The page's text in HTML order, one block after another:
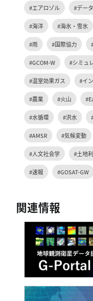
#エアロゾル #デー
#海洋 #海氷・雪氷
#雨 #国際協力
#GCOM-W #シミュ
#温室効果ガス #イ
#農業 #火山
#水循環 #洪水
#AMSR #気候変動
#人文社会学 #土地
#速報 #GOSAT-GW
関連情報